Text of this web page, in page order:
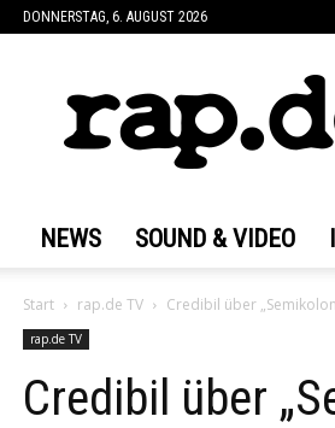
DONNERSTAG, 6. AUGUST 2026
NEWS SOUND & VIDEO
Start rap.de TV Credibil über
rap.de TV
Credibil über